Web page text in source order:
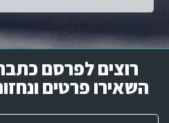
רוצים לפרסם
השאירו פרטים